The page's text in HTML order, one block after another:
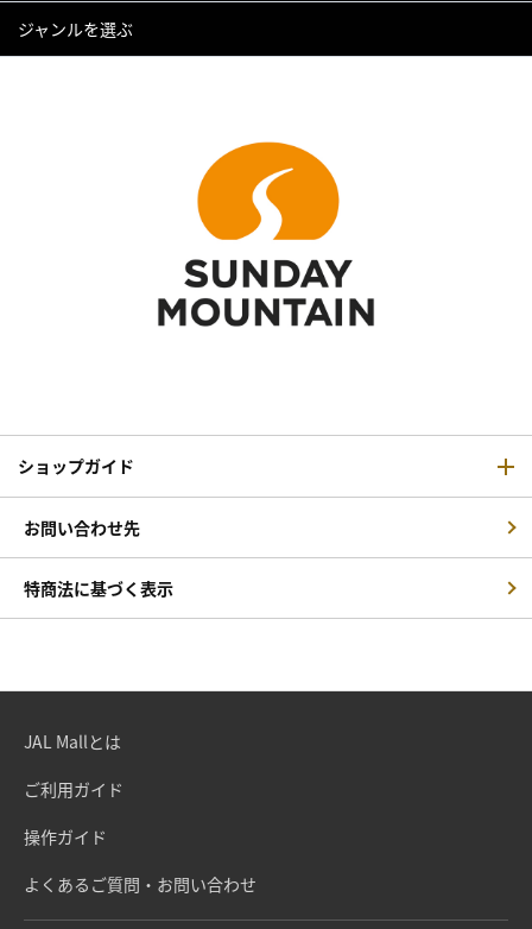
ジャンルを選ぶ
ショップガイド
お問い合わせ先
特商法に基づく表示
JAL Mallとは
ご利用ガイド
操作ガイド
よくあるご質問・お問い合わせ